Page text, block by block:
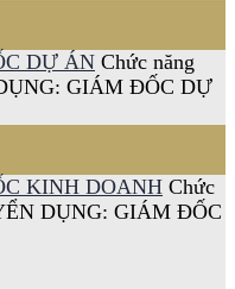
DỰ ÁN Chức năng
GIÁM ĐỐC DỰ
KINH DOANH Chức
DỤNG: GIÁM ĐỐC